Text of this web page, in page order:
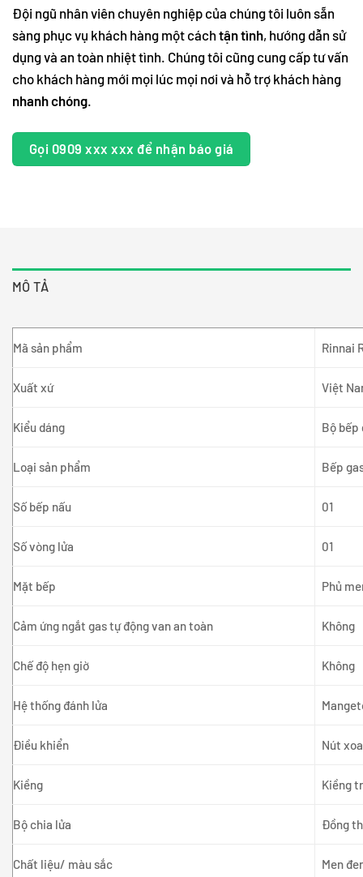
Đội ngũ nhân viên chuyên nghiệp của chúng tôi luôn sẵn
sàng phục vụ khách hàng một cách tận tình, hướng dẫn sử
dụng và an toàn nhiệt tình. Chúng tôi cũng cung cấp tư vấn
cho khách hàng mới mọi lúc mọi nơi và hỗ trợ khách hàng
nhanh chóng.
Gọi 0909 xxx xxx để nhận báo giá
MÔ TẢ
Mã sản phẩm Rinnai
Xuất xứ Việt
Kiểu dáng Bộ bếp
Loại sản phẩm Bếp
Số bếp nấu 01
Số vòng lửa 01
Mặt bếp Phủ
Cảm ứng ngắt gas tự động van an toàn Không
Chế độ hẹn giờ Không
Hệ thống đánh lửa
Điều khiển Nút
Kiềng Kiềng
Bộ chia lửa Đồng
Chất liệu/ màu sắc Men